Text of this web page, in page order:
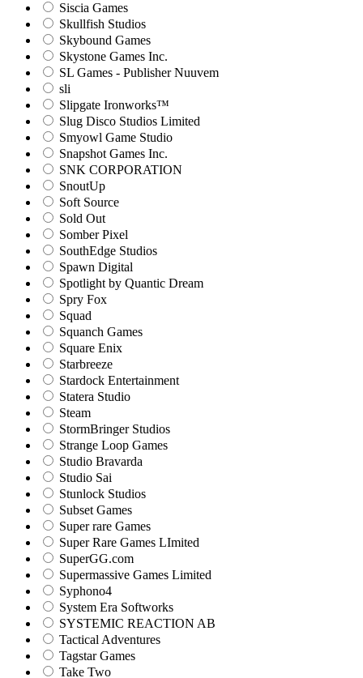
Siscia Games
Skullfish Studios
Skybound Games
Skystone Games Inc.
SL Games - Publisher Nuuvem
sli
Slipgate Ironworks™
Slug Disco Studios Limited
Smyowl Game Studio
Snapshot Games Inc.
SNK CORPORATION
SnoutUp
Soft Source
Sold Out
Somber Pixel
SouthEdge Studios
Spawn Digital
Spotlight by Quantic Dream
Spry Fox
Squad
Squanch Games
Square Enix
Starbreeze
Stardock Entertainment
Statera Studio
Steam
StormBringer Studios
Strange Loop Games
Studio Bravarda
Studio Sai
Stunlock Studios
Subset Games
Super rare Games
Super Rare Games LImited
SuperGG.com
Supermassive Games Limited
Syphono4
System Era Softworks
SYSTEMIC REACTION AB
Tactical Adventures
Tagstar Games
Take Two